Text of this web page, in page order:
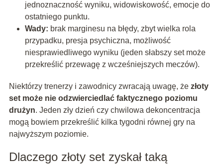
jednoznaczność wyniku, widowiskowość, emocje do
ostatniego punktu.
Wady: brak marginesu na błędy, zbyt wielka rola
przypadku, presja psychiczna, możliwość
niesprawiedliwego wyniku (jeden słabszy set może
przekreślić przewagę z wcześniejszych meczów).
Niektórzy trenerzy i zawodnicy zwracają uwagę, że złoty
set może nie odzwierciedlać faktycznego poziomu
drużyn. Jeden zły dzień czy chwilowa dekoncentracja
mogą bowiem przekreślić kilka tygodni równej gry na
najwyższym poziomie.
Dlaczego złoty set zyskał taką